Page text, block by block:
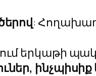
:
երկաթի
ինչպիսիք